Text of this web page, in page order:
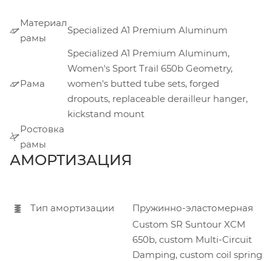
Материал
рамы
Specialized A1 Premium Aluminum
Рама
Specialized A1 Premium Aluminum,
Women's Sport Trail 650b Geometry,
women's butted tube sets, forged
dropouts, replaceable derailleur hanger,
kickstand mount
Ростовка
рамы
АМОРТИЗАЦИЯ
Тип амортизации Пружинно-эластомерная
Custom SR Suntour XCM
650b, custom Multi-Circuit
Damping, custom coil spring